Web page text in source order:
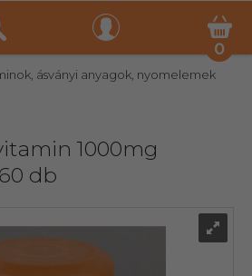
0
ásványi anyagok, nyomelemek
1000mg
db